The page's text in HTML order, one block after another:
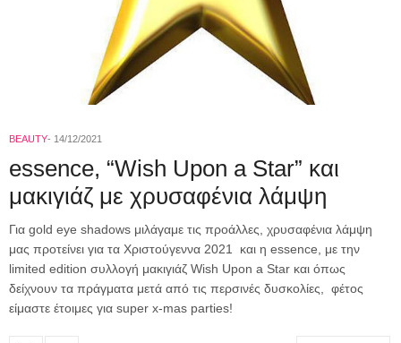
BEAUTY 14/12/2021
essence, “Wish Upon a Star” και
μακιγιάζ με χρυσαφένια λάμψη
Για gold eye shadows μιλάγαμε τις προάλλες, χρυσαφένια λάμψη
μας προτείνει για τα Χριστούγεννα 2021 και η essence, με την
limited edition συλλογή μακιγιάζ Wish Upon a Star και όπως
δείχνουν τα πράγματα μετά από τις περσινές δυσκολίες, φέτος
είμαστε έτοιμες για super x-mas parties!